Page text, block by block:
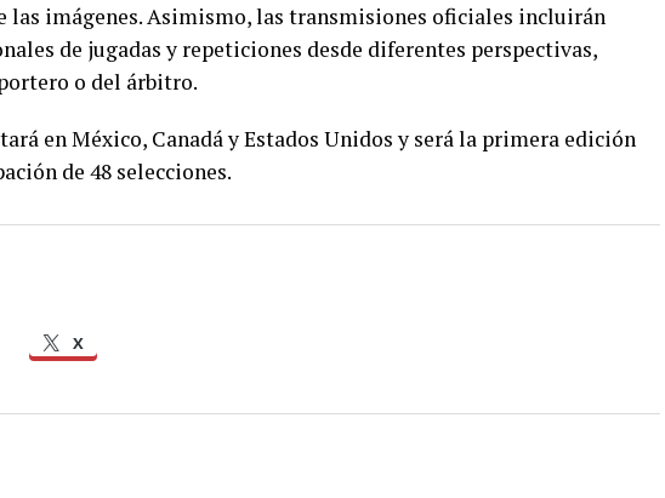
las imágenes. Asimismo, las transmisiones oficiales incluirán
de jugadas y repeticiones desde diferentes perspectivas,
o del árbitro.
en México, Canadá y Estados Unidos y será la primera edición
de 48 selecciones.
X